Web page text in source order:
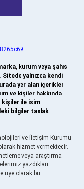
kurum veya şahıs
Sitede yalnızca kendi
yer alan içerikler
ve kişiler hakkında
kişiler ile isim
bilgiler taslak
ve İletişim Kurumu
hizmet vermektedir.
veya araştırma
yazdıkları
üye olarak bu